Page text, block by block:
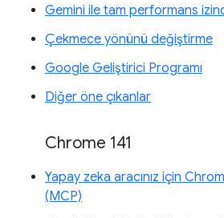
Gemini ile tam performans
Çekmece yönünü değiştirme
Google Geliştirici Programı
Diğer öne çıkanlar
Chrome 141
Yapay zeka aracınız için
(MCP)